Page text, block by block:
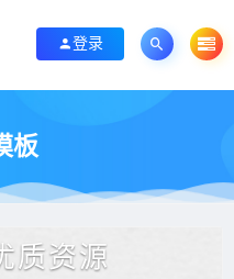
登录
板
质资源